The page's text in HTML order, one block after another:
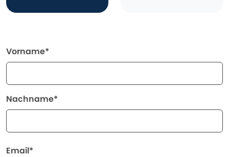
Vorname*
Nachname*
Email*